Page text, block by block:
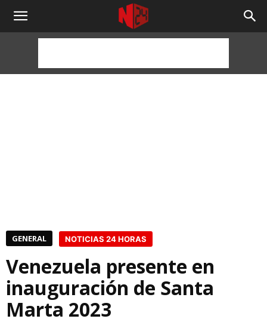
NOTICIAS
HORAS
GENERAL NOTICIAS 24 HORAS
Venezuela presente en
inauguración de Santa
Marta 2023